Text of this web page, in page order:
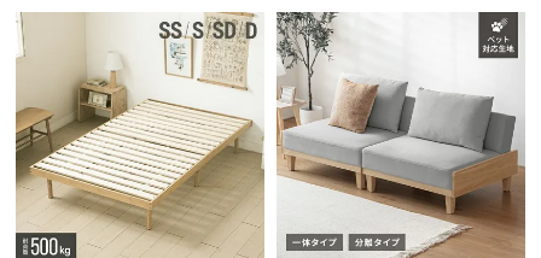
ナチュラルな木目調の脚
ファブリックに良く似合う木目調の樹脂脚。温もり
を感じさせるシンプルなデザインです。